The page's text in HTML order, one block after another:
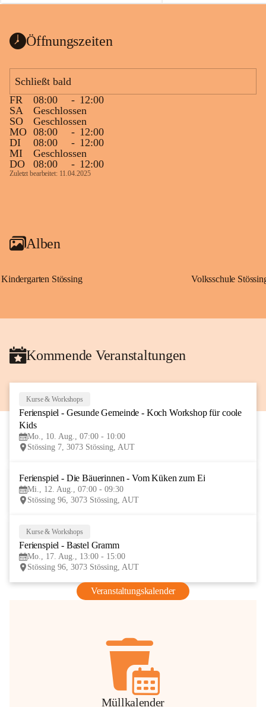
Öffnungszeiten
Schließt bald
FR
08:00 - 12:00
SA
Geschlossen
SO
Geschlossen
MO 08:00 - 12:00
DI
08:00 - 12:00
MI
Geschlossen
DO
08:00 - 12:00
Zuletzt bearbeitet: 11.04.2025
Alben
Kindergarten Stössing Volksschule
Kommende Veranstaltungen
AUG
Kurse & Workshops
Ferienspiel - Gesunde Gemeinde - Koch Workshop für coole
Kids
Mo., 10. Aug., 07:00 - 10:00
Stössing 7, 3073 Stössing, AUT
Ferienspiel - Die Bäuerinnen - Vom Küken zum Ei
Mi., 12. Aug., 07:00 - 09:30
Stössing 96, 3073 Stössing, AUT
Kurse & Workshops
Ferienspiel - Bastel Gramm
Mo., 17. Aug., 13:00 - 15:00
Stössing 96, 3073 Stössing, AUT
Veranstaltungskalender
Müllkalender